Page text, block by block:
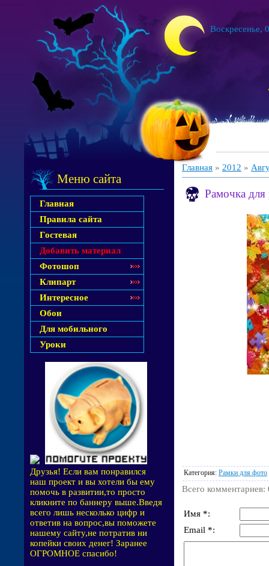
Воскресенье,
Меню сайта
Главная
Правила сайта
Гостевая
Добавить материал
Фотошоп
Клипарт
Интересное
Обои
Для мобильного
Уроки
Друзья! Если вам понравился
наш проект и вы хотели бы ему
помочь в развитии,то просто
кликните по баннеру выше.Введя
всего лишь несколько цифр и
ответив на вопрос,вы поможете
нашему сайту,не потратив ни
копейки своих денег! Заранее
ОГРОМНОЕ спасибо!
Главная » 2012 »
Рамочка
Категория: Рамки для фото
Всего комментариев:
Имя *:
Email *: